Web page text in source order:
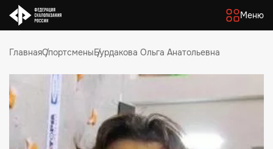
Меню
ГлавнаяСпортсменыБурдакова Ольга Анатольевна